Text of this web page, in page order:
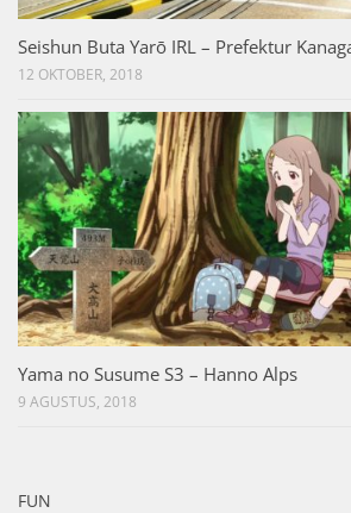
Seishun Buta Yarō IRL – Prefektur
12 OKTOBER, 2018
Yama no Susume S3 – Hanno Alps
9 AGUSTUS, 2018
FUN